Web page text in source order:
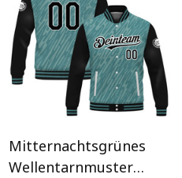
Mitternachtsgrünes
Wellentarnmuster